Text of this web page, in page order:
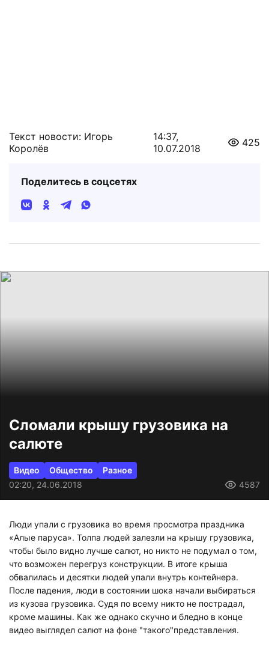
Текст новости: Игорь
Королёв
14:37,
10.07.2018
425
Поделитесь в соцсетях
Сломали крышу грузовика на
салюте
Видео Общество
Разное
02:20, 24.06.2018
4587
Люди упали с грузовика во время просмотра праздника
«Алые паруса». Толпа людей залезли на крышу грузовика,
чтобы было видно лучше салют, но никто не подумал о том,
что возможен перегруз конструкции. В итоге крыша
обвалилась и десятки людей упали внутрь контейнера.
После падения, люди в состоянии шока начали выбираться
из кузова грузовика. Судя по всему никто не пострадал,
кроме машины. Как же однако скучно и бледно в конце
видео выглядел салют на фоне "такого"представления.